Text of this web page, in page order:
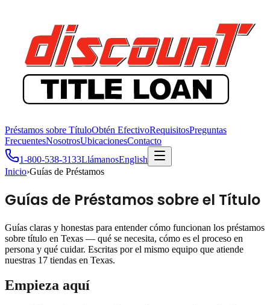
Préstamos sobre TítuloObtén EfectivoRequisitosPreguntas
FrecuentesNosotrosUbicacionesContacto
1-800-538-3133LlámanosEnglish
Inicio›Guías de Préstamos
Guías de Préstamos sobre el Título
Guías claras y honestas para entender cómo funcionan los préstamos
sobre título en Texas — qué se necesita, cómo es el proceso en
persona y qué cuidar. Escritas por el mismo equipo que atiende
nuestras 17 tiendas en Texas.
Empieza aquí